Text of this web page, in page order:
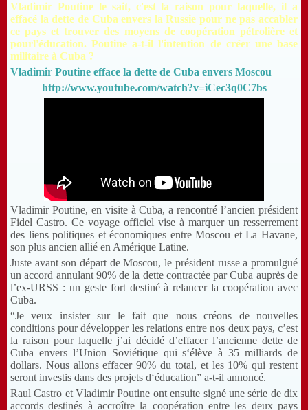
Vladimir Poutine le sait, c'est la raison pour laquelle, il a
effacé la dette de Cuba envers la Russie pour ne pas accabler
ce pays et trouver des moyens de coopération pétrolière et
pourl'éducation. Poutine a-t-il l'intention de créer une base
militaire à Cuba ?
Vladimir Poutine efface la dette de Cuba envers Moscou
http://www.youtube.com/watch?v=iCec3q0C7bs
Vladimir Poutine, en visite à Cuba, a rencontré l’ancien président
Fidel Castro. Ce voyage officiel vise à marquer un resserrement
des liens politiques et économiques entre Moscou et La Havane,
son plus ancien allié en Amérique Latine.
Juste avant son départ de Moscou, le président russe a promulgué
un accord annulant 90% de la dette contractée par Cuba auprès de
l’ex-URSS : un geste fort destiné à relancer la coopération avec
Cuba.
“Je veux insister sur le fait que nous créons de nouvelles
conditions pour développer les relations entre nos deux pays, c’est
la raison pour laquelle j’ai décidé d’effacer l’ancienne dette de
Cuba envers l’Union Soviétique qui s‘élève à 35 milliards de
dollars. Nous allons effacer 90% du total, et les 10% qui restent
seront investis dans des projets d‘éducation” a-t-il annoncé.
Raul Castro et Vladimir Poutine ont ensuite signé une série de dix
accords destinés à accroître la coopération entre les deux pays